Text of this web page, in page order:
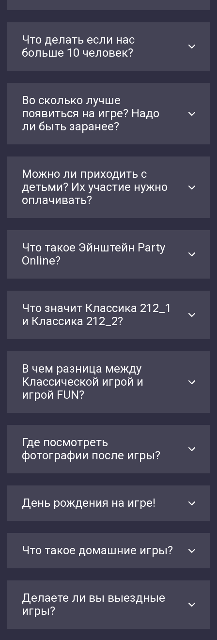
Что делать если нас
больше 10 человек?
Во сколько лучше
появиться на игре? Надо
ли быть заранее?
Можно ли приходить с
детьми? Их участие нужно
оплачивать?
Что такое Эйнштейн Party
Online?
Что значит Классика 212_1
и Классика 212_2?
В чем разница между
Классической игрой и
игрой FUN?
Где посмотреть
фотографии после игры?
День рождения на игре!
Что такое домашние игры?
Делаете ли вы выездные
игры?